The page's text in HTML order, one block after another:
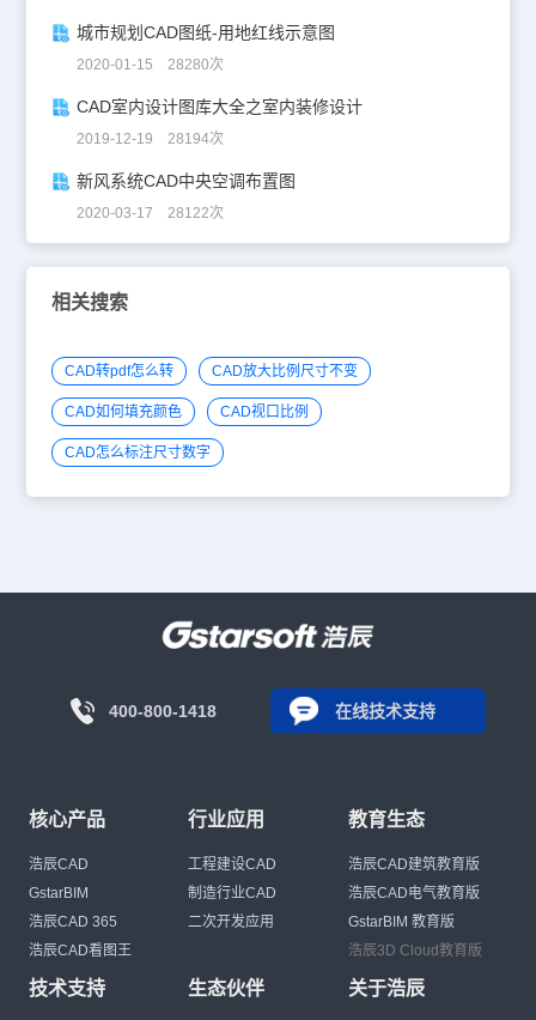
城市规划CAD图纸-用地红线示意图
2020-01-15 28280次
CAD室内设计图库大全之室内装修设计
2019-12-19 28194次
新风系统CAD中央空调布置图
2020-03-17 28122次
相关搜索
CAD转pdf怎么转 CAD放大比例尺寸不变
CAD如何填充颜色 CAD视口比例
CAD怎么标注尺寸数字
400-800-1418 在线技术支持
核心产品
浩辰CAD
GstarBIM
浩辰CAD 365
浩辰CAD看图王
行业应用
工程建设CAD
制造行业CAD
二次开发应用
教育生态
浩辰CAD建筑教育版
浩辰CAD电气教育版
GstarBIM 教育版
浩辰3D Cloud教育版
技术支持 生态伙伴 关于浩辰